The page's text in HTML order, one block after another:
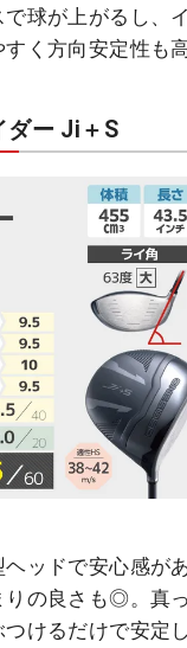
球が上がるし、
く方向安定性も高
ダー Ji＋S
ッドで安心感が
りの良さも◎。真
つけるだけで安定